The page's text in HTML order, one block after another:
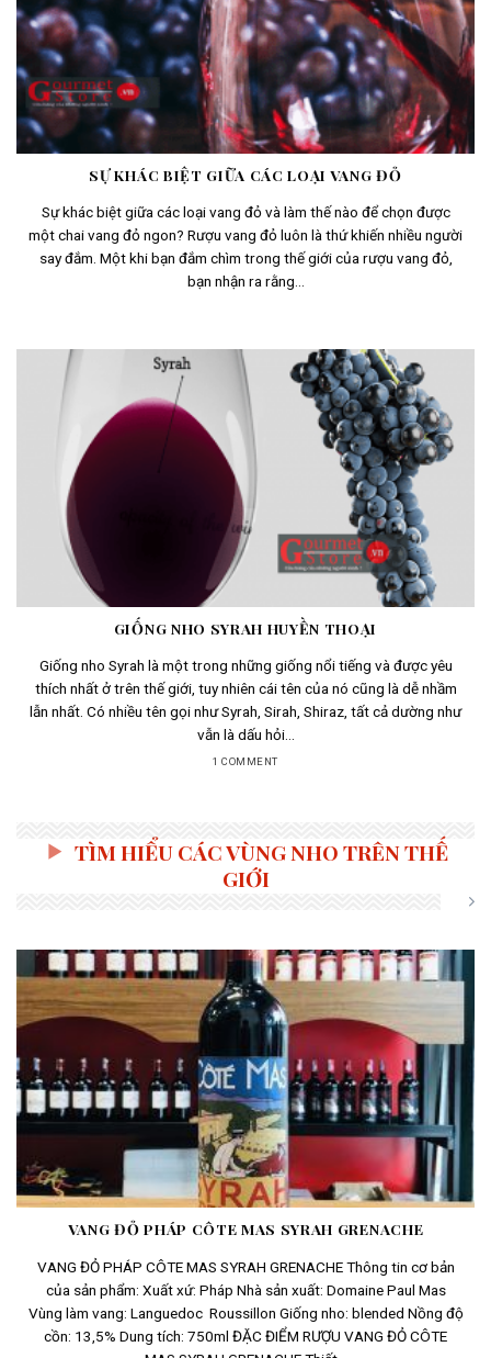
SỰ KHÁC BIỆT GIỮA CÁC LOẠI VANG ĐỎ
Sự khác biệt giữa các loại vang đỏ và làm thế nào để chọn được
một chai vang đỏ ngon? Rượu vang đỏ luôn là thứ khiến nhiều người
say đắm. Một khi bạn đắm chìm trong thế giới của rượu vang đỏ,
bạn nhận ra rằng...
GIỐNG NHO SYRAH HUYỀN THOẠI
Giống nho Syrah là một trong những giống nổi tiếng và được yêu
thích nhất ở trên thế giới, tuy nhiên cái tên của nó cũng là dễ nhầm
lẫn nhất. Có nhiều tên gọi như Syrah, Sirah, Shiraz, tất cả dường như
vẫn là dấu hỏi...
1 COMMENT
TÌM HIỂU CÁC VÙNG NHO TRÊN THẾ
GIỚI
VANG ĐỎ PHÁP CÔTE MAS SYRAH GRENACHE
VANG ĐỎ PHÁP CÔTE MAS SYRAH GRENACHE Thông tin cơ bản
của sản phẩm: Xuất xứ: Pháp Nhà sản xuất: Domaine Paul Mas
Vùng làm vang: Languedoc Roussillon Giống nho: blended Nồng độ
cồn: 13,5% Dung tích: 750ml ĐẶC ĐIỂM RƯỢU VANG ĐỎ CÔTE